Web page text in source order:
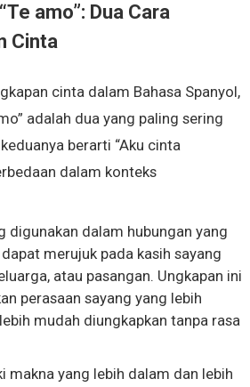
amo”: Dua Cara
Cinta
cinta dalam Bahasa Spanyol,
adalah dua yang paling sering
berarti “Aku cinta
dalam konteks
digunakan dalam hubungan yang
merujuk pada kasih sayang
atau pasangan. Ungkapan ini
perasaan sayang yang lebih
mudah diungkapkan tanpa rasa
makna yang lebih dalam dan lebih